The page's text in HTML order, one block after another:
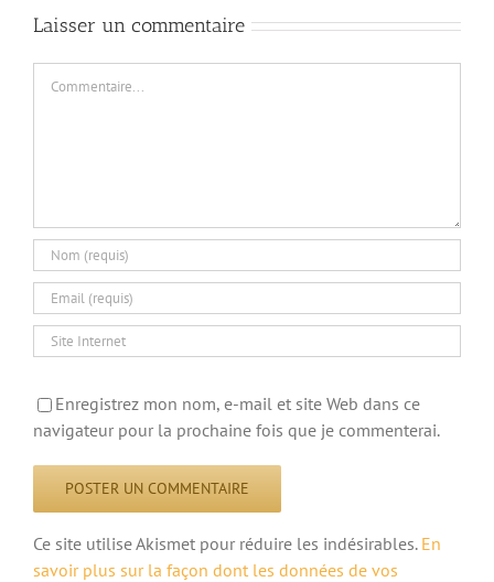
Laisser un commentaire
Enregistrez mon nom, e-mail et site Web dans ce
navigateur pour la prochaine fois que je commenterai.
Ce site utilise Akismet pour réduire les indésirables. En
savoir plus sur la façon dont les données de vos